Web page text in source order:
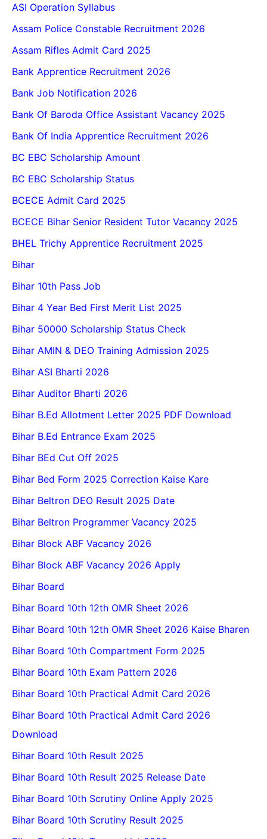
ASI Operation Syllabus
Assam Police Constable Recruitment 2026
Assam Rifles Admit Card 2025
Bank Apprentice Recruitment 2026
Bank Job Notification 2026
Bank Of Baroda Office Assistant Vacancy 2025
Bank Of India Apprentice Recruitment 2026
BC EBC Scholarship Amount
BC EBC Scholarship Status
BCECE Admit Card 2025
BCECE Bihar Senior Resident Tutor Vacancy 2025
BHEL Trichy Apprentice Recruitment 2025
Bihar
Bihar 10th Pass Job
Bihar 4 Year Bed First Merit List 2025
Bihar 50000 Scholarship Status Check
Bihar AMIN & DEO Training Admission 2025
Bihar ASI Bharti 2026
Bihar Auditor Bharti 2026
Bihar B.Ed Allotment Letter 2025 PDF Download
Bihar B.Ed Entrance Exam 2025
Bihar BEd Cut Off 2025
Bihar Bed Form 2025 Correction Kaise Kare
Bihar Beltron DEO Result 2025 Date
Bihar Beltron Programmer Vacancy 2025
Bihar Block ABF Vacancy 2026
Bihar Block ABF Vacancy 2026 Apply
Bihar Board
Bihar Board 10th 12th OMR Sheet 2026
Bihar Board 10th 12th OMR Sheet 2026 Kaise Bharen
Bihar Board 10th Compartment Form 2025
Bihar Board 10th Exam Pattern 2026
Bihar Board 10th Practical Admit Card 2026
Bihar Board 10th Practical Admit Card 2026
Download
Bihar Board 10th Result 2025
Bihar Board 10th Result 2025 Release Date
Bihar Board 10th Scrutiny Online Apply 2025
Bihar Board 10th Scrutiny Result 2025